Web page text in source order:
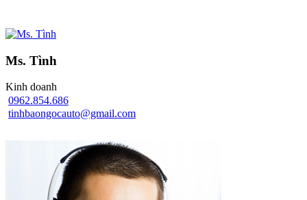
Ms. Tình
Kinh doanh
0962.854.686
tinhbaongocauto@gmail.com